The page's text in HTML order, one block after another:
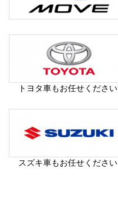
トヨタ車もお任せください
スズキ車もお任せください